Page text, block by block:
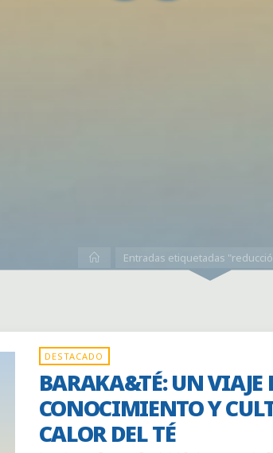
InicioEntradas etiquetadas
DESTACADO
BARAKA&TÉ: UN VIAJE
CONOCIMIENTO Y
CALOR DEL TÉ